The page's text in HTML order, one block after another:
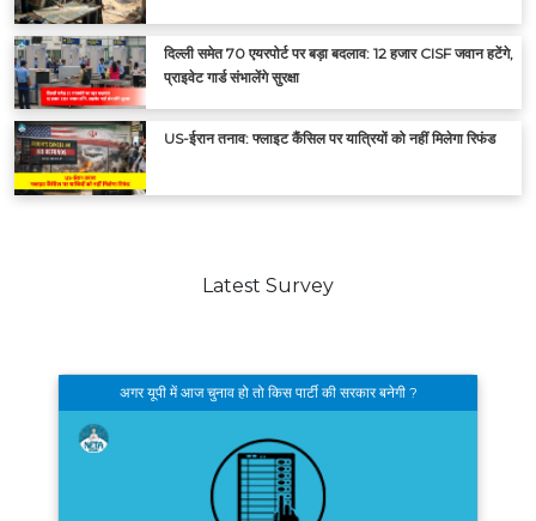
दिल्ली समेत 70 एयरपोर्ट पर बड़ा बदलाव: 12 हजार CISF जवान हटेंगे,
प्राइवेट गार्ड संभालेंगे सुरक्षा
US-ईरान तनाव: फ्लाइट कैंसिल पर यात्रियों को नहीं मिलेगा रिफंड
Latest Survey
अगर यूपी में आज चुनाव हो तो किस पार्टी की सरकार बनेगी ?